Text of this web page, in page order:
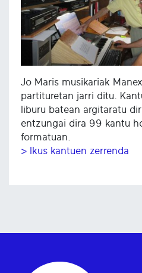
Jo Maris musikariak
partituretan jarri ditu.
liburu batean argitaratu
entzungai dira 99 kantu
formatuan.
> Ikus kantuen zerrenda